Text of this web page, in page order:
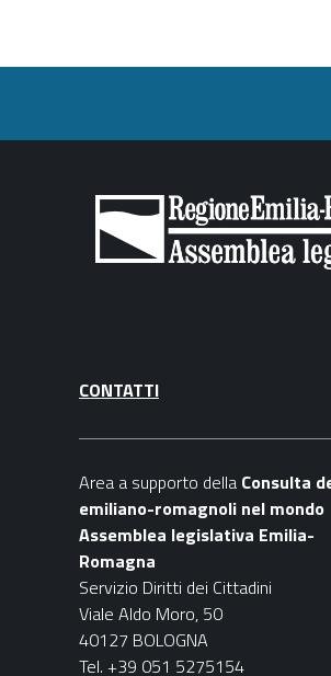
CONTATTI
Area a supporto della Consulta
emiliano-romagnoli nel mondo
Assemblea legislativa Emilia-
Romagna
Servizio Diritti dei Cittadini
Viale Aldo Moro, 50
40127 BOLOGNA
Tel. +39 051 5275154